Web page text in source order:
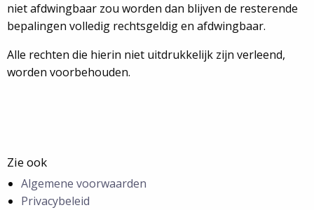
niet afdwingbaar zou worden dan blijven de resterende
bepalingen volledig rechtsgeldig en afdwingbaar.
Alle rechten die hierin niet uitdrukkelijk zijn verleend,
worden voorbehouden.
Zie ook
Algemene voorwaarden
Privacybeleid